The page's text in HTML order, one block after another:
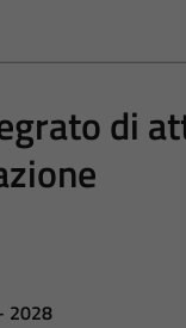
di
2028